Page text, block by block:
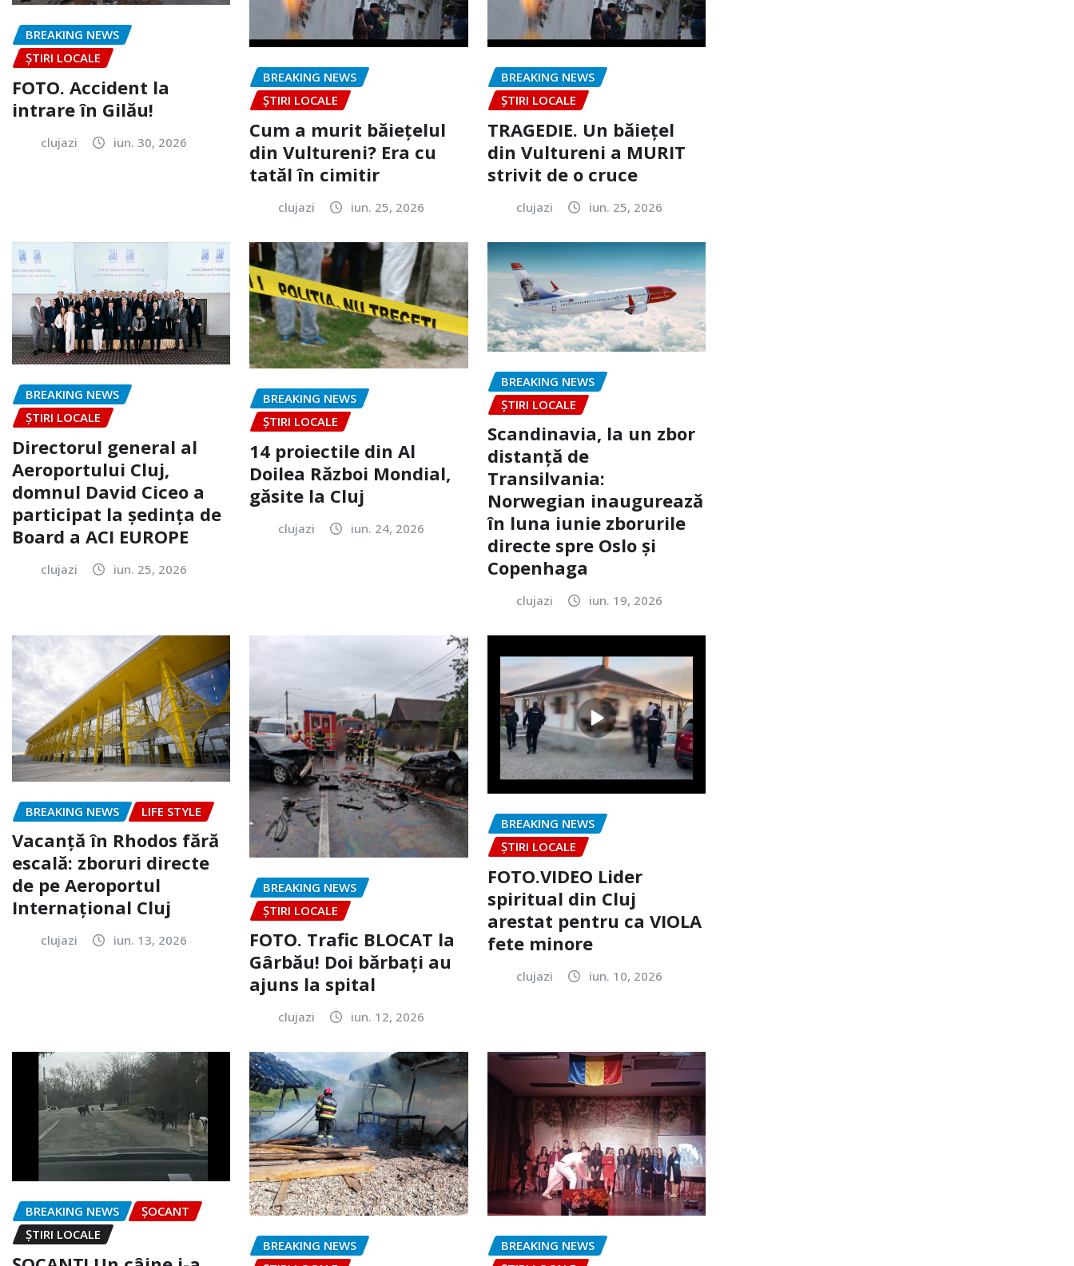
BREAKING NEWS
ȘTIRI LOCALE
FOTO. Accident la
intrare în Gilău!
clujazi iun. 30, 2026
BREAKING NEWS
ȘTIRI LOCALE
Cum a murit băiețelul
din Vultureni? Era cu
tatăl în cimitir
clujazi iun. 25, 2026
BREAKING NEWS
ȘTIRI LOCALE
TRAGEDIE. Un băiețel
din Vultureni a MURIT
strivit de o cruce
clujazi iun. 25, 2026
BREAKING NEWS
ȘTIRI LOCALE
Directorul general al
Aeroportului Cluj,
domnul David Ciceo a
participat la ședința de
Board a ACI EUROPE
clujazi iun. 25, 2026
BREAKING NEWS
ȘTIRI LOCALE
14 proiectile din Al
Doilea Război Mondial,
găsite la Cluj
clujazi iun. 24, 2026
BREAKING NEWS
ȘTIRI LOCALE
Scandinavia, la un zbor
distanță de
Transilvania:
Norwegian inaugurează
în luna iunie zborurile
directe spre Oslo și
Copenhaga
clujazi iun. 19, 2026
BREAKING NEWS LIFE STYLE
Vacanță în Rhodos fără
escală: zboruri directe
de pe Aeroportul
Internațional Cluj
clujazi iun. 13, 2026
BREAKING NEWS
ȘTIRI LOCALE
FOTO. Trafic BLOCAT la
Gârbău! Doi bărbați au
ajuns la spital
clujazi iun. 12, 2026
BREAKING NEWS
ȘTIRI LOCALE
FOTO.VIDEO Lider
spiritual din Cluj
arestat pentru ca VIOLA
fete minore
clujazi iun. 10, 2026
BREAKING NEWS
ȘOCANT
ȘTIRI LOCALE
BREAKING NEWS
BREAKING NEWS